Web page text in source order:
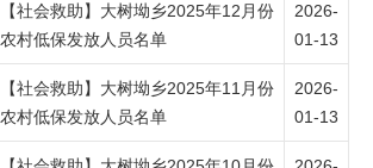
【社会救助】大树坳乡2025年12月份
农村低保发放人员名单
2026-
01-13
【社会救助】大树坳乡2025年11月份
农村低保发放人员名单
2026-
01-13